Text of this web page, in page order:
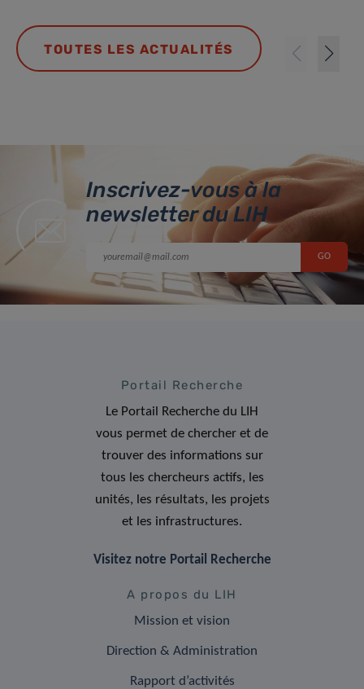
TOUTES LES ACTUALITÉS
Inscrivez-vous à la
newsletter du LIH
Portail Recherche
Le Portail Recherche du LIH
vous permet de chercher et de
trouver des informations sur
tous les chercheurs actifs, les
unités, les résultats, les projets
et les infrastructures.
Visitez notre Portail Recherche
A propos du LIH
Mission et vision
Direction & Administration
Rapport d’activités